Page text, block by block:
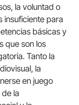
la voluntad o
insuficiente para
básicas y
que son los
Tanto la
la
en juego
la